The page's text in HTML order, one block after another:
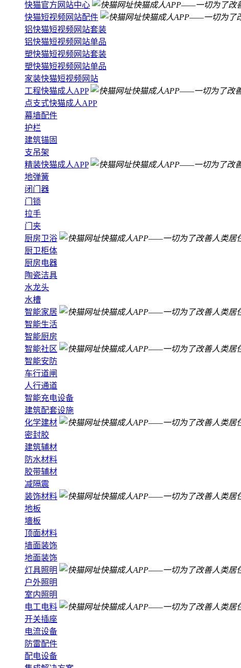
快猫官方网站中心
快猫短视频网站配件
铝快猫短视频网站套装
铝快猫短视频网站单品
塑快猫短视频网站套装
塑快猫短视频网站单品
家装快猫短视频网站
工程快猫成人APP
点支式快猫成人APP
幕墙配件
护栏
建筑锚固
支吊架
精装快猫成人APP
地弹簧
闭门器
门锁
拉手
门夹
厨房卫浴
厨卫柜体
厨房电器
陶瓷洁具
水龙头
水槽
智能家居
智能生活
智能厨房
智能社区
智能安防
车行道闸
人行通道
智能充电设备
建筑配套设施
化学建材
密封胶
建筑辅材
防水材料
胶带辅材
减隔震
装饰材料
地板
墻板
顶面材料
墙面装饰
地面装饰
灯具照明
户外照明
室内照明
电工电料
开关插座
电流设备
防雷配件
配电设备